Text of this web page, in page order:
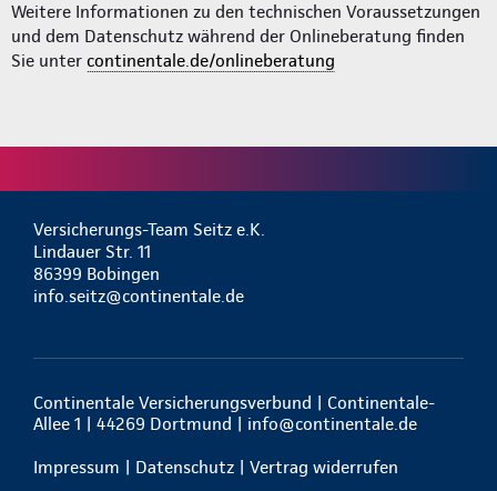
Weitere Informationen zu den technischen Voraussetzungen
und dem Datenschutz während der Onlineberatung finden
Sie unter continentale.de/onlineberatung
Versicherungs-Team Seitz e.K.
Lindauer Str. 11
86399 Bobingen
info.seitz@continentale.de
Continentale Versicherungsverbund | Continentale-
Allee 1 | 44269 Dortmund | info@continentale.de
Impressum Datenschutz Vertrag widerrufen